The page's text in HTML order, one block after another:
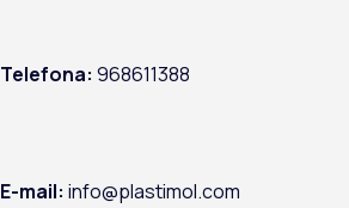
Telefona: 968611388
E-mail: info@plastimol.com